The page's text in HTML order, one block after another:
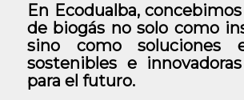
En Ecodualba,
de biogás no solo como
sino como soluciones
sostenibles e
para el futuro.